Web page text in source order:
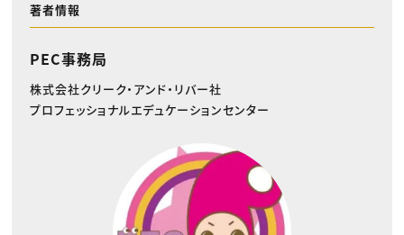
著者情報
PEC事務局
株式会社クリーク・アンド・リバー社
プロフェッショナルエデュケーションセンター